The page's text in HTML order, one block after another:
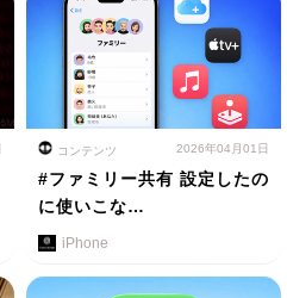
コンテンツ 2026年04月01日
#ファミリー共有 設定したの
に使いこな…
iPhone